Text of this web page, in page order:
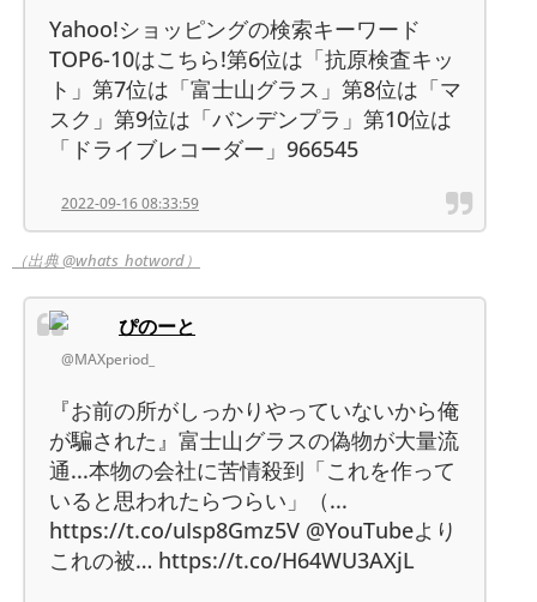
Yahoo!ショッピングの検索キーワード
TOP6-10はこちら!第6位は「抗原検査キッ
ト」第7位は「富士山グラス」第8位は「マ
スク」第9位は「バンデンプラ」第10位は
「ドライブレコーダー」966545
2022-09-16 08:33:59
（出典 @whats_hotword）
ぴのーと
@MAXperiod_
『お前の所がしっかりやっていないから俺
が騙された』富士山グラスの偽物が大量流
通...本物の会社に苦情殺到「これを作って
いると思われたらつらい」（...
https://t.co/uIsp8Gmz5V @YouTubeより
これの被… https://t.co/H64WU3AXjL